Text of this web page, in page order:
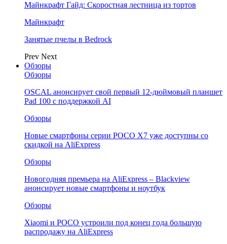
Майнкрафт Гайд: Скоростная лестница из тортов
Майнкрафт
Занятые пчелы в Bedrock
Prev Next
Обзоры
Обзоры
OSCAL анонсирует свой первый 12-дюймовый планшет
Pad 100 с поддержкой AI
Обзоры
Новые смартфоны серии POCO X7 уже доступны со
скидкой на AliExpress
Обзоры
Новогодняя премьера на AliExpress – Blackview
анонсирует новые смартфоны и ноутбук
Обзоры
Xiaomi и POCO устроили под конец года большую
распродажу на AliExpress